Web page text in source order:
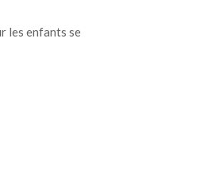
les enfants se